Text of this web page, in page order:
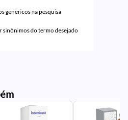
genericos na pesquisa
sinônimos do termo desejado